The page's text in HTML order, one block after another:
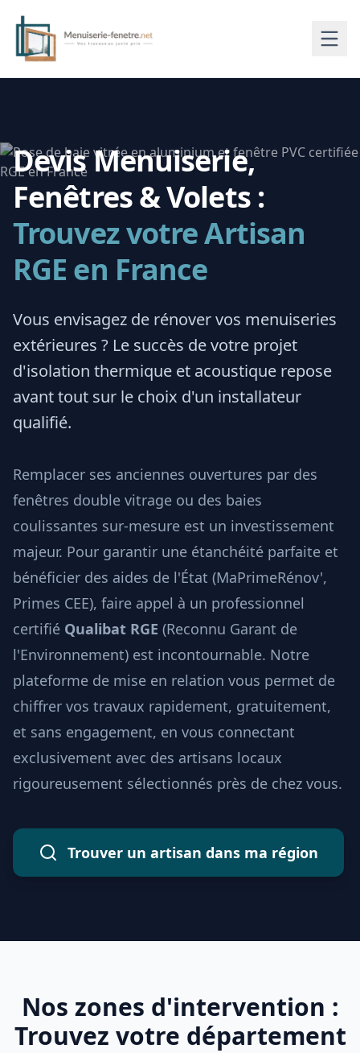
Devis Menuiserie,
Fenêtres & Volets :
Trouvez votre Artisan
RGE en France
Vous envisagez de rénover vos menuiseries
extérieures ? Le succès de votre projet
d'isolation thermique et acoustique repose
avant tout sur le choix d'un installateur
qualifié.
Remplacer ses anciennes ouvertures par des
fenêtres double vitrage ou des baies
coulissantes sur-mesure est un investissement
majeur. Pour garantir une étanchéité parfaite et
bénéficier des aides de l'État (MaPrimeRénov',
Primes CEE), faire appel à un professionnel
certifié Qualibat RGE (Reconnu Garant de
l'Environnement) est incontournable. Notre
plateforme de mise en relation vous permet de
chiffrer vos travaux rapidement, gratuitement,
et sans engagement, en vous connectant
exclusivement avec des artisans locaux
rigoureusement sélectionnés près de chez vous.
Trouver un artisan dans ma région
Nos zones d'intervention :
Trouvez votre département